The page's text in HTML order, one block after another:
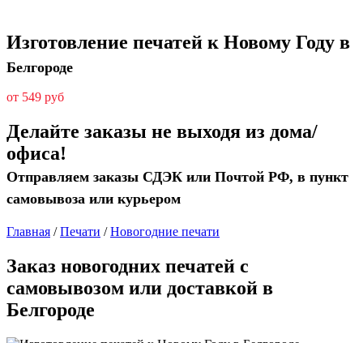
Изготовление печатей к Новому Году в
Белгороде
от 549 руб
Делайте заказы не выходя из дома/
офиса!
Отправляем заказы СДЭК или Почтой РФ, в пункт
самовывоза или курьером
Главная /Печати /Новогодние печати
Заказ новогодних печатей с
самовывозом или доставкой в
Белгороде